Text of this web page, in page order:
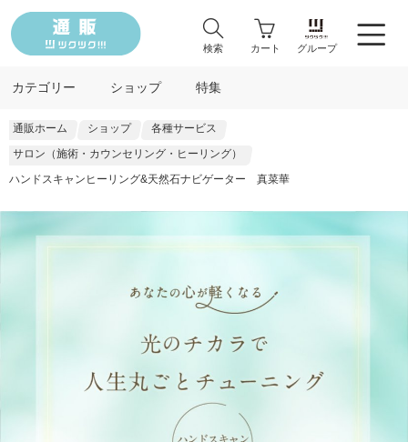
検索 カート グループ
カテゴリー ショップ 特集
通販ホーム ショップ
各種サービス
サロン（施術・カウンセリング・ヒーリング）
ハンドスキャンヒーリング&天然石ナビゲーター 真菜華